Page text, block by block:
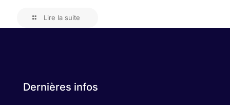
Lire la suite
Dernières infos